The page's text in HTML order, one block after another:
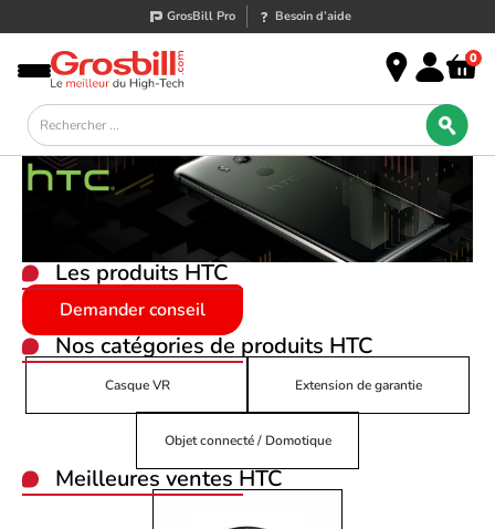
GrosBill Pro Besoin d’aide
0
Les produitsHTC
Demander conseil
Nos catégories de produits HTC
Casque VR Extension de garantie
Objet connecté / Domotique
Meilleures ventes HTC